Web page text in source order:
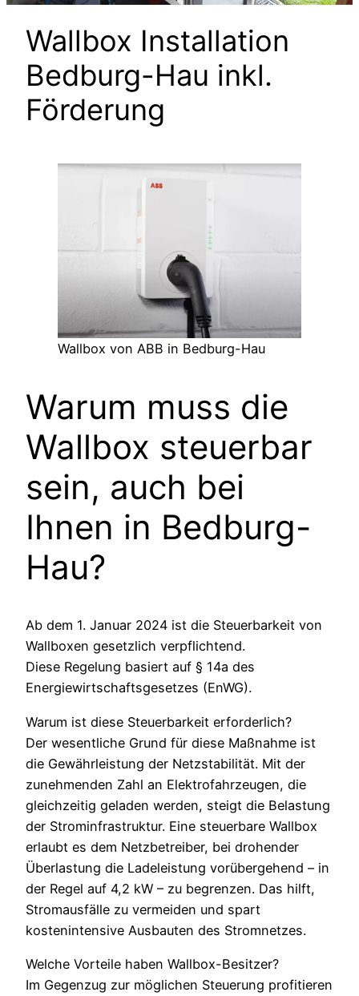
Wallbox Installation
Bedburg-Hau inkl.
Förderung
Wallbox von ABB in Bedburg-Hau
Warum muss die
Wallbox steuerbar
sein, auch bei
Ihnen in Bedburg-
Hau?
Ab dem 1. Januar 2024 ist die Steuerbarkeit von
Wallboxen gesetzlich verpflichtend.
Diese Regelung basiert auf § 14a des
Energiewirtschaftsgesetzes (EnWG).
Warum ist diese Steuerbarkeit erforderlich?
Der wesentliche Grund für diese Maßnahme ist
die Gewährleistung der Netzstabilität. Mit der
zunehmenden Zahl an Elektrofahrzeugen, die
gleichzeitig geladen werden, steigt die Belastung
der Strominfrastruktur. Eine steuerbare Wallbox
erlaubt es dem Netzbetreiber, bei drohender
Überlastung die Ladeleistung vorübergehend – in
der Regel auf 4,2 kW – zu begrenzen. Das hilft,
Stromausfälle zu vermeiden und spart
kostenintensive Ausbauten des Stromnetzes.
Welche Vorteile haben Wallbox-Besitzer?
Im Gegenzug zur möglichen Steuerung profitieren